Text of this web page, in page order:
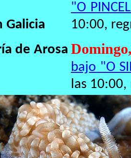
Galicia
de Arosa
"O
10:00,
bajo "O
las 10:00,